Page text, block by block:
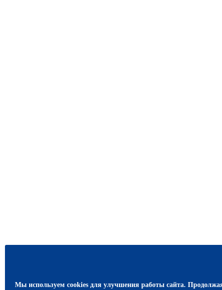
Мы используем cookies для улучшения работы сайта.